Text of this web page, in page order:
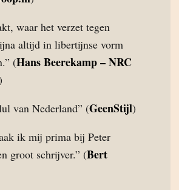
waar het verzet tegen
altijd in libertijnse vorm
(Hans Beerekamp – NRC
van Nederland” (GeenStijl)
ik mij prima bij Peter
groot schrijver.” (Bert